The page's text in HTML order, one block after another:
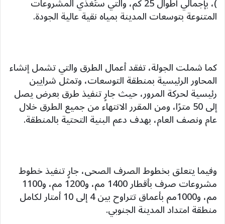
المتنوعة بتوسعات المدينة بمياه نقية عالية الجودة.
كما شملت الجولة، تفقد أعمال الطرق والتي تشمل إنشاء
المحاور الرئيسية بمنطقة التوسعات، وتمثل شرايين
رئيسية لحركة المرور، حيث جارٍ تنفيذ طرق بعرض يصل
إلى 50 مترًا، ومن المقرر الانتهاء من جميع الطرق خلال
عام ونصف العام، بهدف دعم البنية التحتية بالمنطقة.
وفيما يتعلق بخطوط الصرف الصحى، جارٍ تنفيذ خطوط
مشروعات صرف بأقطار 1400 مم، و1200 مم، و1100
مم، و1000مم بأعماق تتراوح بين 4 إلى 10 أمتار لكامل
منطقة امتداد المدينة الجنوبي.